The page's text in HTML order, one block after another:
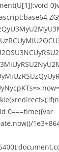
0===time){var